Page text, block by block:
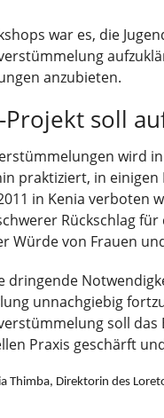
war es, die
anzubieten.
Projekt soll
wird
praktiziert, in einigen
in Kenia verboten
Rückschlag
Würde von Frauen
dringende
unnachgiebig
soll
Praxis geschärft
Thimba, Direktorin des